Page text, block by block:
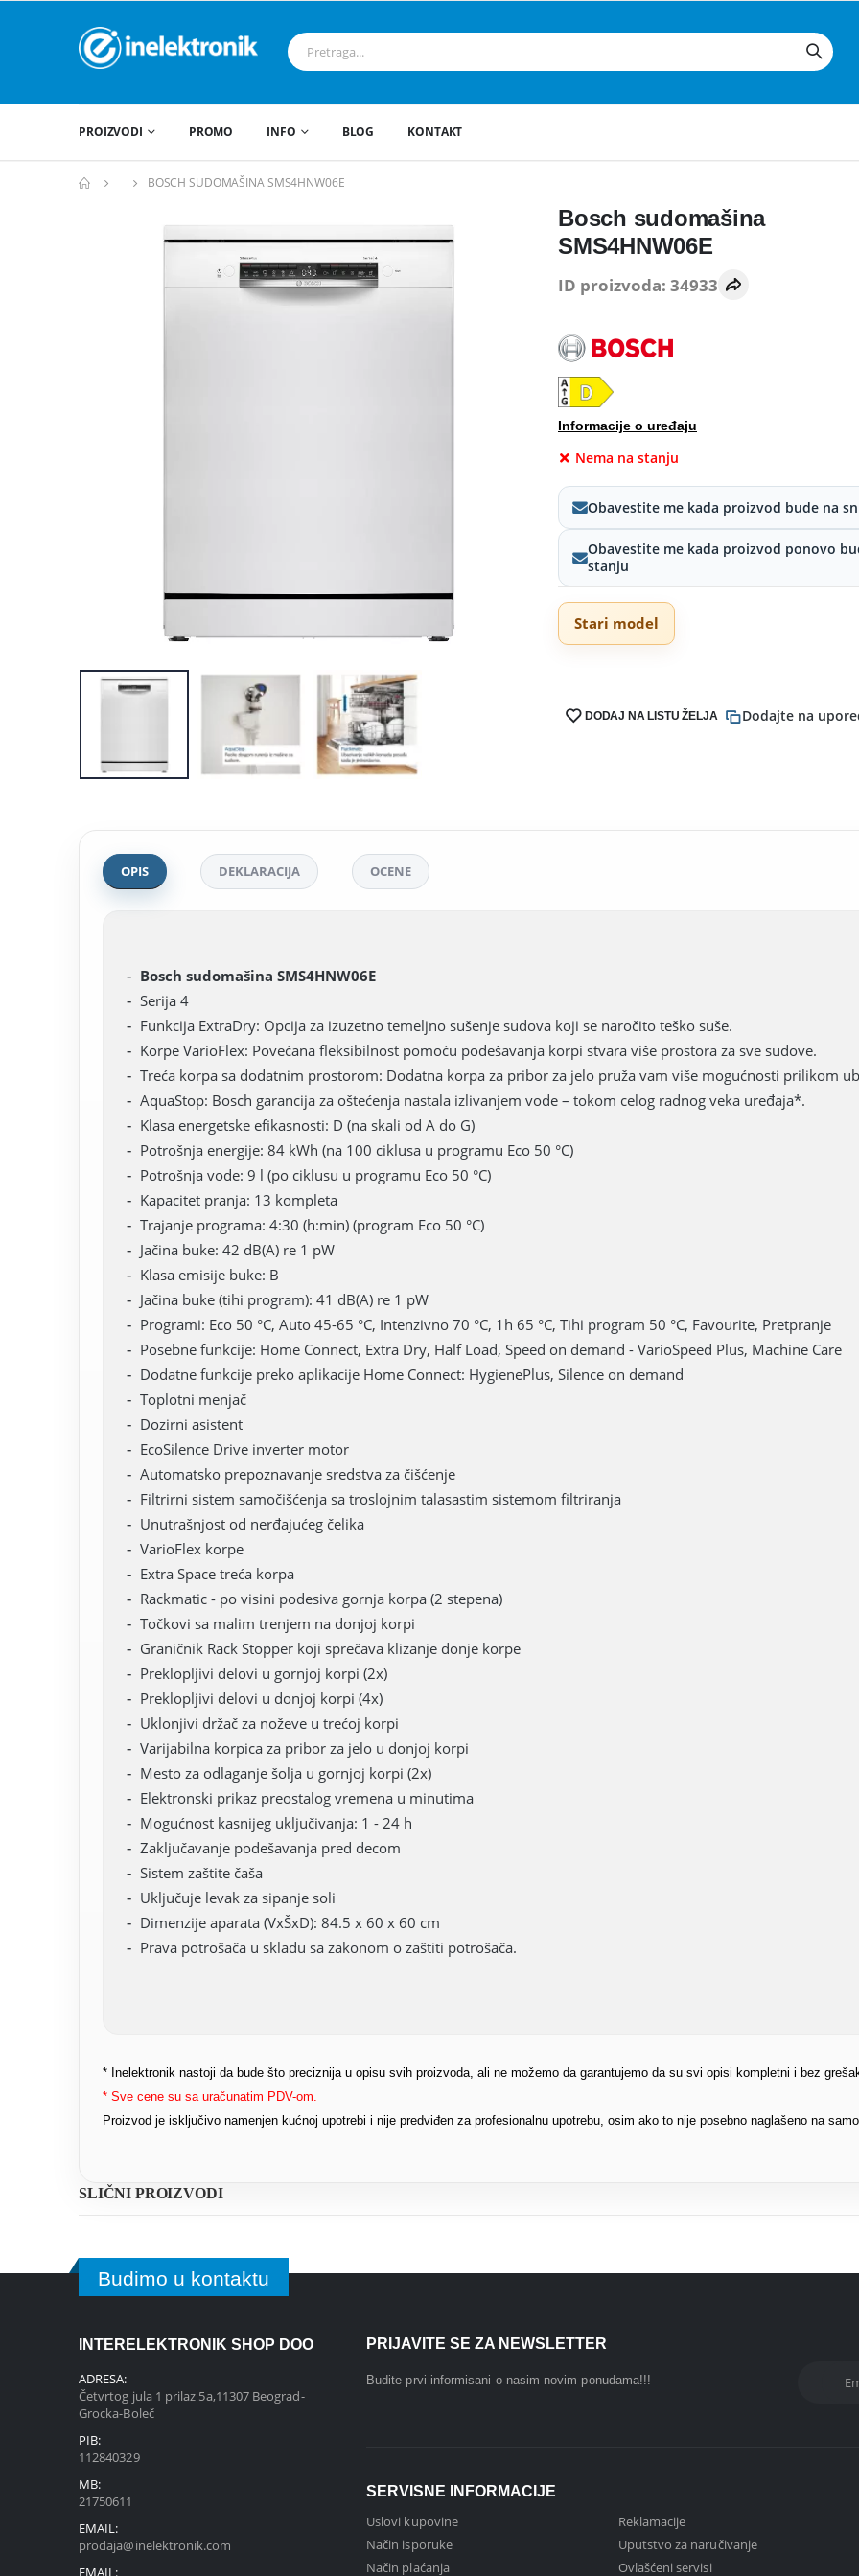
PROIZVODI PROMO INFO BLOG KONTAKT
BOSCH SUDOMAŠINA SMS4HNW06E
Bosch sudomašina
SMS4HNW06E
ID proizvoda: 34933
Informacije o uređaju
Nema na stanju
Obavestite me kada proizvod bude na
Obavestite me kada proizvod ponovo
stanju
Stari model
DODAJ NA LISTU ŽELJA Dodajte na
OPIS DEKLARACIJA OCENE
Bosch sudomašina SMS4HNW06E
Serija 4
Funkcija ExtraDry: Opcija za izuzetno temeljno sušenje sudova koji se naročito teško suše.
Korpe VarioFlex: Povećana fleksibilnost pomoću podešavanja korpi stvara više prostora za sve sudove.
Treća korpa sa dodatnim prostorom: Dodatna korpa za pribor za jelo pruža vam više mogućnosti prilikom
AquaStop: Bosch garancija za oštećenja nastala izlivanjem vode – tokom celog radnog veka uređaja*.
Klasa energetske efikasnosti: D (na skali od A do G)
Potrošnja energije: 84 kWh (na 100 ciklusa u programu Eco 50 °C)
Potrošnja vode: 9 l (po ciklusu u programu Eco 50 °C)
Kapacitet pranja: 13 kompleta
Trajanje programa: 4:30 (h:min) (program Eco 50 °C)
Jačina buke: 42 dB(A) re 1 pW
Klasa emisije buke: B
Jačina buke (tihi program): 41 dB(A) re 1 pW
Programi: Eco 50 °C, Auto 45-65 °C, Intenzivno 70 °C, 1h 65 °C, Tihi program 50 °C, Favourite, Pretpranje
Posebne funkcije: Home Connect, Extra Dry, Half Load, Speed on demand - VarioSpeed Plus, Machine Care
Dodatne funkcije preko aplikacije Home Connect: HygienePlus, Silence on demand
Toplotni menjač
Dozirni asistent
EcoSilence Drive inverter motor
Automatsko prepoznavanje sredstva za čišćenje
Filtrirni sistem samočišćenja sa troslojnim talasastim sistemom filtriranja
Unutrašnjost od nerđajućeg čelika
VarioFlex korpe
Extra Space treća korpa
Rackmatic - po visini podesiva gornja korpa (2 stepena)
Točkovi sa malim trenjem na donjoj korpi
Graničnik Rack Stopper koji sprečava klizanje donje korpe
Preklopljivi delovi u gornjoj korpi (2x)
Preklopljivi delovi u donjoj korpi (4x)
Uklonjivi držač za noževe u trećoj korpi
Varijabilna korpica za pribor za jelo u donjoj korpi
Mesto za odlaganje šolja u gornjoj korpi (2x)
Elektronski prikaz preostalog vremena u minutima
Mogućnost kasnijeg uključivanja: 1 - 24 h
Zaključavanje podešavanja pred decom
Sistem zaštite čaša
Uključuje levak za sipanje soli
Dimenzije aparata (VxŠxD): 84.5 x 60 x 60 cm
Prava potrošača u skladu sa zakonom o zaštiti potrošača.
* Inelektronik nastoji da bude što preciznija u opisu svih proizvoda, ali ne možemo da garantujemo da su svi opisi kompletni i bez
* Sve cene su sa uračunatim PDV-om.
Proizvod je isključivo namenjen kućnoj upotrebi i nije predviđen za profesionalnu upotrebu, osim ako to nije posebno naglašeno na
SLIČNI PROIZVODI
Budimo u kontaktu
INTERELEKTRONIK SHOP DOO
ADRESA:
Četvrtog jula 1 prilaz 5a,11307 Beograd-
Grocka-Boleč
PIB:
112840329
MB:
21750611
EMAIL:
prodaja@inelektronik.com
EMAIL:
PRIJAVITE SE ZA NEWSLETTER
Budite prvi informisani o nasim novim ponudama!!!
SERVISNE INFORMACIJE
Uslovi kupovine
Način isporuke
Način plaćanja
Reklamacije
Uputstvo za naručivanje
Ovlašćeni servisi